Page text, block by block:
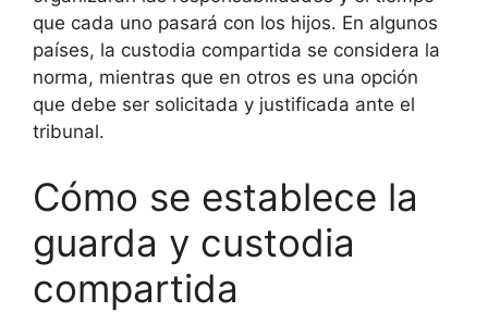
que cada uno pasará con los hijos. En algunos
países, la custodia compartida se considera la
norma, mientras que en otros es una opción
que debe ser solicitada y justificada ante el
tribunal.
Cómo se establece la
guarda y custodia
compartida